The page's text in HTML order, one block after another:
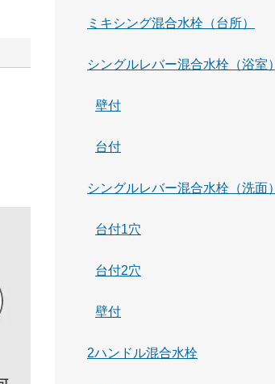
ミキシング混合水栓（台所）
シングルレバー混合水栓（浴室）
壁付
台付
シングルレバー混合水栓（洗面）
台付1穴
台付2穴
壁付
2ハンドル混合水栓